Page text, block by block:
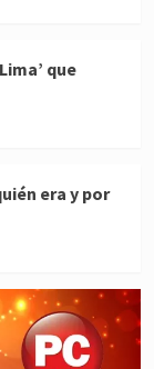
que
era y por